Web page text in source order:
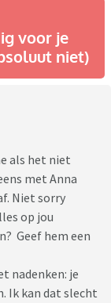
voor je
niet)
als het niet
met Anna
Niet sorry
op jou
Geef hem een
nadenken: je
Ik kan dat slecht